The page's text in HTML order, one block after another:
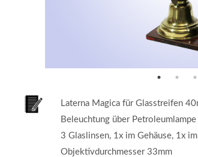
Laterna Magica für Glasstreifen
Beleuchtung über Petroleumlampe
3 Glaslinsen, 1x im Gehäuse, 1x
Objektivdurchmesser 33mm